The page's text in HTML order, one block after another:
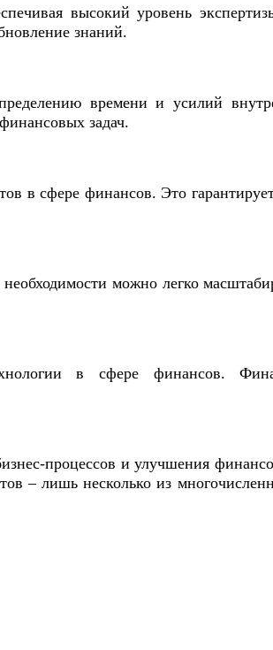
высокий уровень
знаний.
времени и усилий
задач.
в сфере финансов. Это
можно легко
в сфере финансов.
процессов и улучшения
– лишь несколько из